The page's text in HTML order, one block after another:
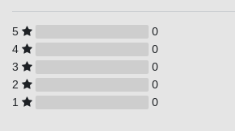
5
0
4
0
3
0
2
0
1
0